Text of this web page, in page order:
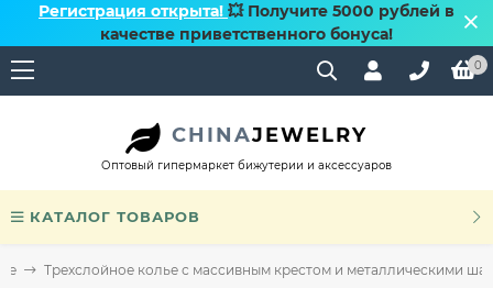
Регистрация открыта! 💥 Получите 5000 рублей в
качестве приветственного бонуса!
0
CHINAJEWELRY
Оптовый гипермаркет бижутерии и аксессуаров
КАТАЛОГ ТОВАРОВ
Трехслойное колье с массивным крестом и металлическими